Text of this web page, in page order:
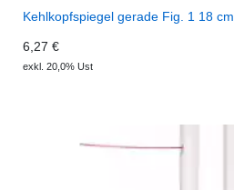
Kehlkopfspiegel gerade Fig. 1 18 cm
6,27 €
exkl. 20,0% Ust